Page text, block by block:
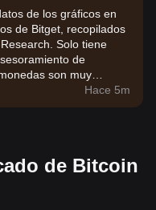
de los gráficos en
de Bitget, recopilados
Solo tiene
de
son muy
en función de tu
Hace 5m
de Bitcoin